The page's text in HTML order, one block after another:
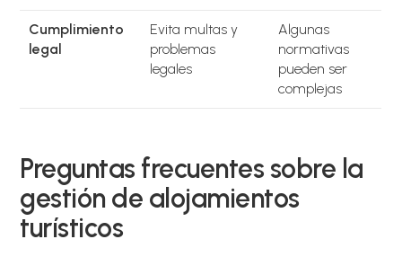
Cumplimiento
legal
Evita multas y
problemas
legales
Algunas
normativas
pueden ser
complejas
Preguntas frecuentes sobre la
gestión de alojamientos
turísticos